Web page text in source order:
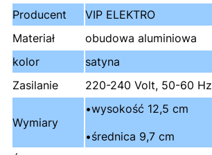
Producent
VIP ELEKTRO
Materiał
obudowa aluminiowa
kolor
satyna
Zasilanie
220-240 Volt, 50-60 Hz
Wymiary
•wysokość 12,5 cm
•średnica 9,7 cm